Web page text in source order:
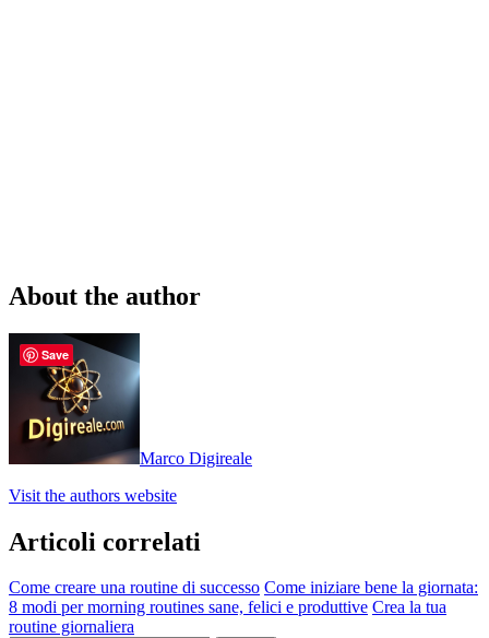
About the author
Marco Digireale
Visit the authors website
Articoli correlati
Come creare una routine di successo Come iniziare bene la giornata:
8 modi per morning routines sane, felici e produttive Crea la tua
routine giornaliera
Save